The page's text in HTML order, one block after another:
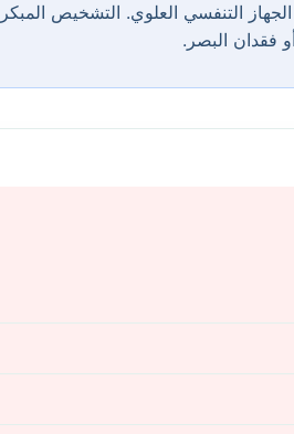
التنفسي العلوي. التشخيص
فقدان البصر.